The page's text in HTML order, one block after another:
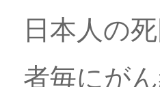
日本人の
者毎にが